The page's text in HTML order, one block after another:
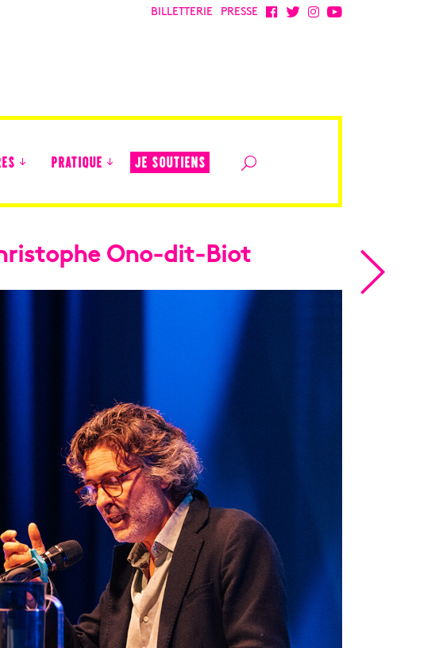
BILLETTERIE PRESSE
PRATIQUE JE SOUTIENS
Ono-dit-Biot